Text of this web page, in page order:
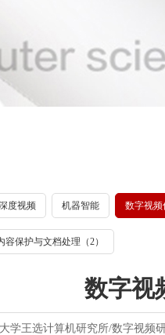
度视频 机器智能 数字视频
容保护与文档处理（2）
数字视
王选计算机研究所/数字视频